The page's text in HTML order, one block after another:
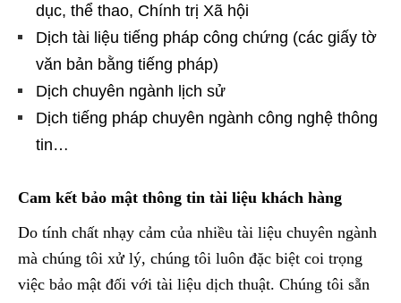
dục, thể thao, Chính trị Xã hội
Dịch tài liệu tiếng pháp công chứng (các giấy tờ
văn bản bằng tiếng pháp)
Dịch chuyên ngành lịch sử
Dịch tiếng pháp chuyên ngành công nghệ thông
tin…
Cam kết bảo mật thông tin tài liệu khách hàng
Do tính chất nhạy cảm của nhiều tài liệu chuyên ngành
mà chúng tôi xử lý, chúng tôi luôn đặc biệt coi trọng
việc bảo mật đối với tài liệu dịch thuật. Chúng tôi sẵn